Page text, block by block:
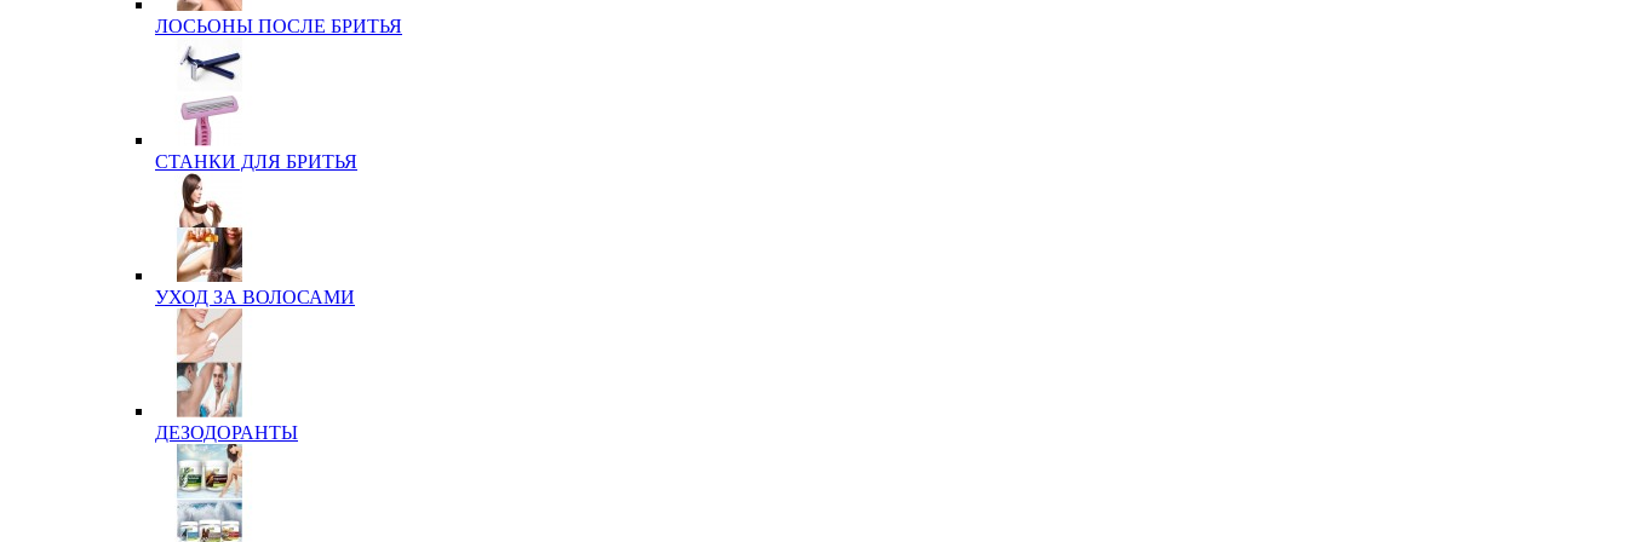
ЛОСЬОНЫ ПОСЛЕ БРИТЬЯ
СТАНКИ ДЛЯ БРИТЬЯ
УХОД ЗА ВОЛОСАМИ
ДЕЗОДОРАНТЫ